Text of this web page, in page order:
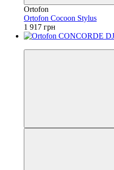
Ortofon
Ortofon Cocoon Stylus
1 917 грн